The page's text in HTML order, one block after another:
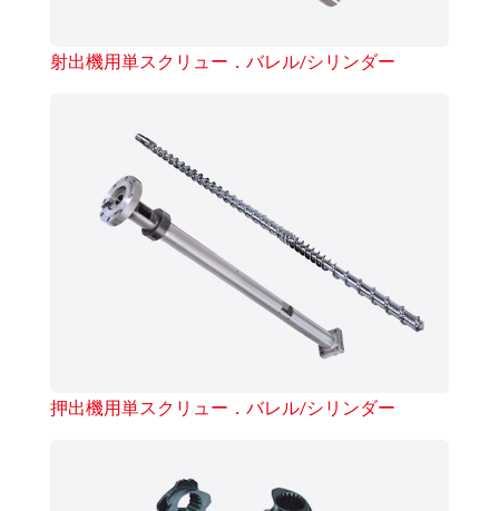
射出機用単スクリュー．バレル/シリンダー
押出機用単スクリュー．バレル/シリンダー